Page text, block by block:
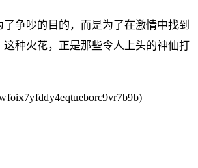
争吵的目的，而是为了在激情中找到
这种火花，正是那些令人上头的神仙打